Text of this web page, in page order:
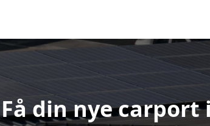
Få din nye carport